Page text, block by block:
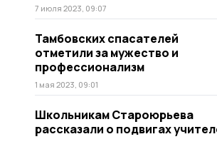
7 июля 2023, 09:07
Тамбовских спасателей
отметили за мужество и
профессионализм
1 мая 2023, 09:01
Школьникам Староюрьева
рассказали о подвигах